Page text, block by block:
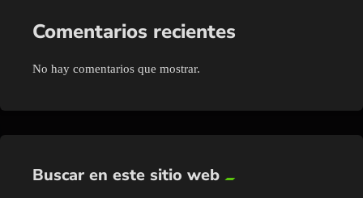
Comentarios recientes
No hay comentarios que mostrar.
Buscar en este sitio web